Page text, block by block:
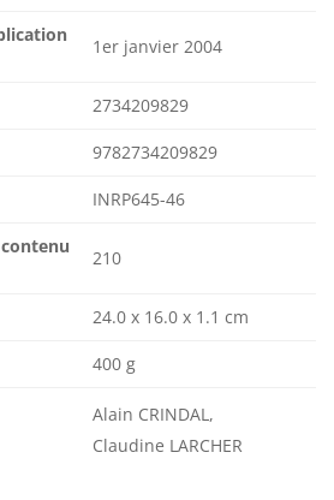
1er janvier 2004
2734209829
9782734209829
INRP645-46
210
24.0 x 16.0 x 1.1 cm
400 g
Alain CRINDAL,
Claudine LARCHER